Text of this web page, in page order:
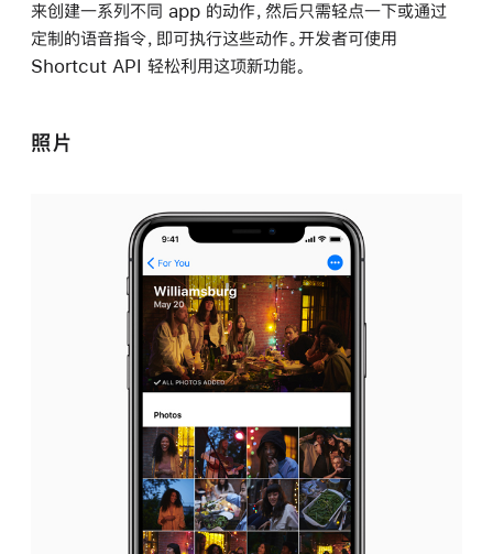
来创建一系列不同 app 的动作，然后只需轻点一下或通过
定制的语音指令，即可执行这些动作。开发者可使用
Shortcut API 轻松利用这项新功能。
照片